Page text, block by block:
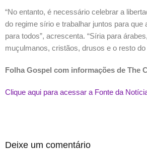
“No entanto, é necessário celebrar a
do regime sírio e trabalhar juntos para que
para todos”, acrescenta. “Síria para
muçulmanos, cristãos, drusos e o resto do
Folha Gospel com informações de The
Clique aqui para acessar a Fonte da
Deixe um comentário